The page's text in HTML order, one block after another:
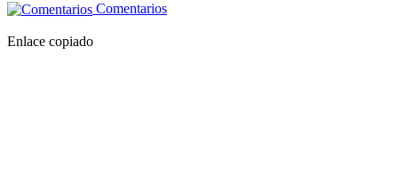
Comentarios
Enlace copiado